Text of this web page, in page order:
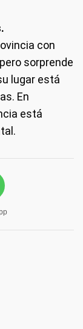
con
sorprende
lugar está
En
está